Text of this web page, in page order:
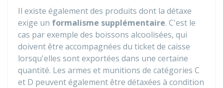
Il existe également des produits dont la détaxe
exige un formalisme supplémentaire. C'est le
cas par exemple des boissons alcoolisées, qui
doivent être accompagnées du ticket de caisse
lorsqu'elles sont exportées dans une certaine
quantité. Les armes et munitions de catégories C
et D peuvent également être détaxées à condition